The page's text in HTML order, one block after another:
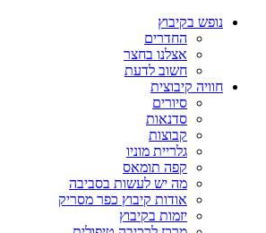
נופש בקיבוץ
החדרים
אצלנו בחצר
חשוב לדעת
חוויה קיבוצית
סיורים
סדנאות
קבוצות
גלריית מוניו
קפה תומאס
מה יש לעשות בסביבה
אודות קיבוץ כפר מסריק
יזמות בקיבוץ